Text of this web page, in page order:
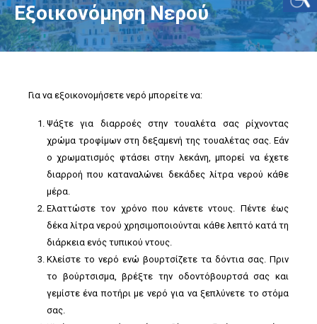
Εξοικονόμηση Νερού
Για να εξοικονομήσετε νερό μπορείτε να:
Ψάξτε για διαρροές στην τουαλέτα σας ρίχνοντας
χρώμα τροφίμων στη δεξαμενή της τουαλέτας σας. Εάν
ο χρωματισμός φτάσει στην λεκάνη, μπορεί να έχετε
διαρροή που καταναλώνει δεκάδες λίτρα νερού κάθε
μέρα.
Ελαττώστε τον χρόνο που κάνετε ντους. Πέντε έως
δέκα λίτρα νερού χρησιμοποιούνται κάθε λεπτό κατά τη
διάρκεια ενός τυπικού ντους.
Κλείστε το νερό ενώ βουρτσίζετε τα δόντια σας. Πριν
το βούρτσισμα, βρέξτε την οδοντόβουρτσά σας και
γεμίστε ένα ποτήρι με νερό για να ξεπλύνετε το στόμα
σας.